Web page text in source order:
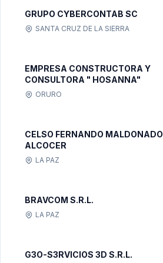
GRUPO CYBERCONTAB SC
SANTA CRUZ DE LA SIERRA
EMPRESA CONSTRUCTORA Y
CONSULTORA " HOSANNA"
ORURO
CELSO FERNANDO MALDONADO
ALCOCER
LA PAZ
BRAVCOM S.R.L.
LA PAZ
G3O-S3RVICIOS 3D S.R.L.